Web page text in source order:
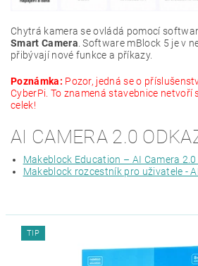
Chytrá kamera se ovládá pomocí
Smart Camera . Software mBlock 5 je v
přibývají nové funkce a příkazy.
Poznámka: Pozor, jedná se o
CyberPi. To znamená stavebnice
celek!
AI CAMERA 2.0
Makeblock Education – AI Camera
Makeblock rozcestník pro uživatele -
TIP